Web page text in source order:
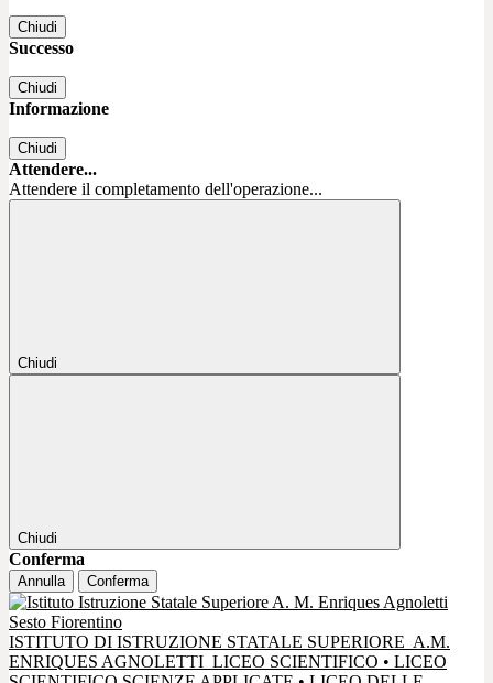
Chiudi
Successo
Chiudi
Informazione
Chiudi
Attendere...
Attendere il completamento dell'operazione...
Chiudi
Chiudi
Conferma
Annulla Conferma
ISTITUTO DI ISTRUZIONE STATALE SUPERIORE A.M.
ENRIQUES AGNOLETTI LICEO SCIENTIFICO • LICEO